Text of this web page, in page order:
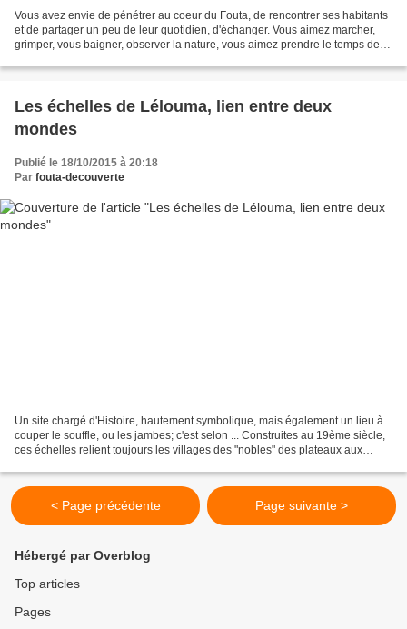
Vous avez envie de pénétrer au coeur du Fouta, de rencontrer ses habitants
et de partager un peu de leur quotidien, d'échanger. Vous aimez marcher,
grimper, vous baigner, observer la nature, vous aimez prendre le temps de
Les échelles de Lélouma, lien entre deux
mondes
Publié le 18/10/2015 à 20:18
Par fouta-decouverte
Un site chargé d'Histoire, hautement symbolique, mais également un lieu à
couper le souffle, ou les jambes; c'est selon ... Construites au 19ème siècle,
ces échelles relient toujours les villages des "nobles" des plateaux aux
< Page précédente Page suivante >
Hébergé par Overblog
Top articles
Pages